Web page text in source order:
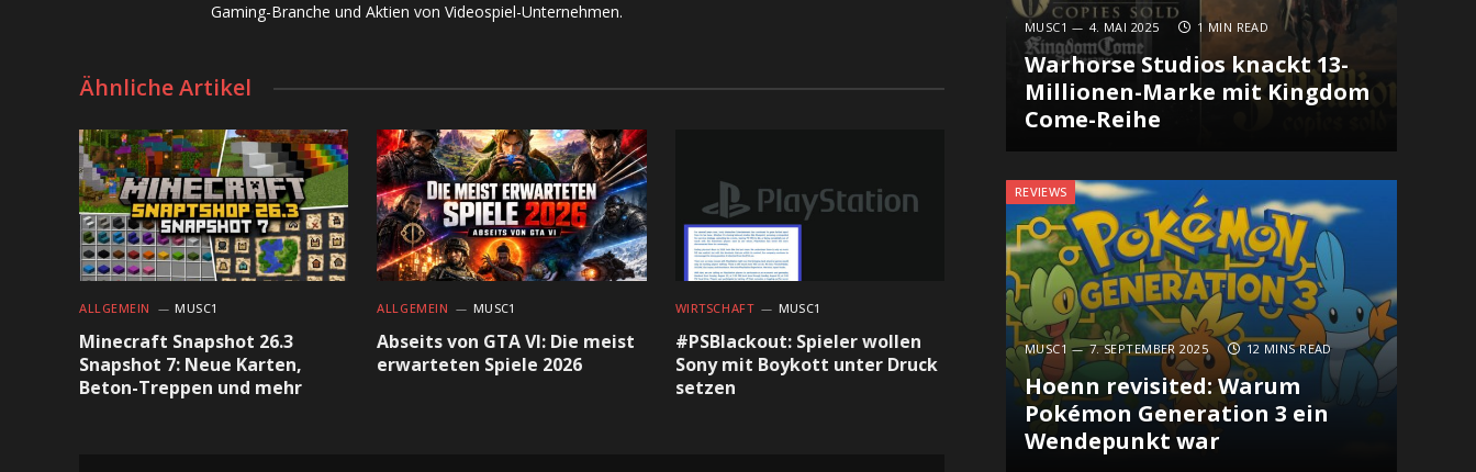
Gaming-Branche und Aktien von Videospiel-Unternehmen.
Ähnliche Artikel
ALLGEMEIN MUSC1
Minecraft Snapshot 26.3
Snapshot 7: Neue Karten,
Beton-Treppen und mehr
ALLGEMEIN MUSC1
Abseits von GTA VI: Die meist
erwarteten Spiele 2026
WIRTSCHAFT MUSC1
#PSBlackout: Spieler wollen
Sony mit Boykott unter Druck
setzen
MUSC1 4. MAI 2025 1 MIN READ
Warhorse Studios knackt 13-
Millionen-Marke mit Kingdom
Come-Reihe
REVIEWS
MUSC1 7. SEPTEMBER 2025 12 MINS READ
Hoenn revisited: Warum
Pokémon Generation 3 ein
Wendepunkt war